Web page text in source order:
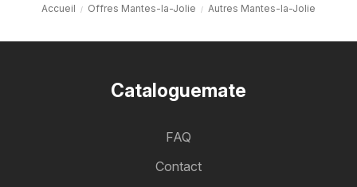
Accueil Offres Mantes-la-Jolie Autres Mantes-la-Jolie
Cataloguemate
FAQ
Contact